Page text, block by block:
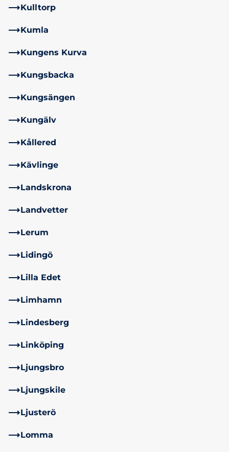
Kulltorp
Kumla
Kungens Kurva
Kungsbacka
Kungsängen
Kungälv
Kållered
Kävlinge
Landskrona
Landvetter
Lerum
Lidingö
Lilla Edet
Limhamn
Lindesberg
Linköping
Ljungsbro
Ljungskile
Ljusterö
Lomma